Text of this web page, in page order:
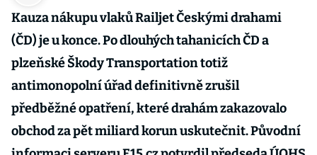
Kauza nákupu vlaků Railjet Českými drahami
(ČD) je u konce. Po dlouhých tahanicích ČD a
plzeňské Škody Transportation totiž
antimonopolní úřad definitivně zrušil
předběžné opatření, které drahám zakazovalo
obchod za pět miliard korun uskutečnit. Původní